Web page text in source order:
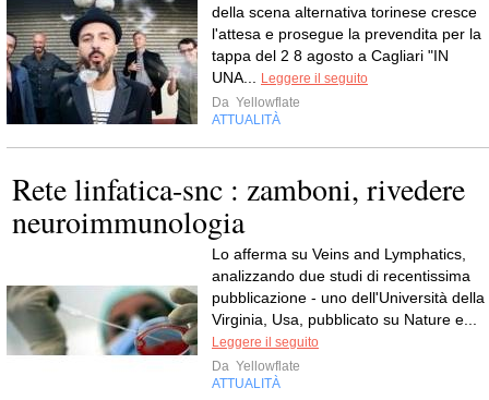
della scena alternativa torinese cresce
l'attesa e prosegue la prevendita per la
tappa del 2 8 agosto a Cagliari "IN
UNA...
Leggere il seguito
Da Yellowflate
ATTUALITÀ
Rete linfatica-snc : zamboni, rivedere
neuroimmunologia
Lo afferma su Veins and Lymphatics,
analizzando due studi di recentissima
pubblicazione - uno dell'Università della
Virginia, Usa, pubblicato su Nature e...
Leggere il seguito
Da Yellowflate
ATTUALITÀ